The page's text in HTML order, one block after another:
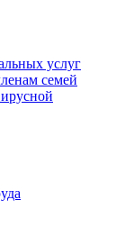
услуг
семей